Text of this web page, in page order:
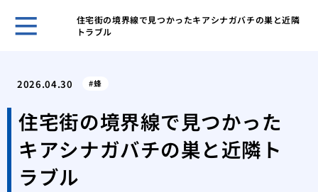
住宅街の境界線で見つかったキアシナガバチの巣と近隣
トラブル
2026.04.30 蜂
住宅街の境界線で見つかった
キアシナガバチの巣と近隣ト
ラブル